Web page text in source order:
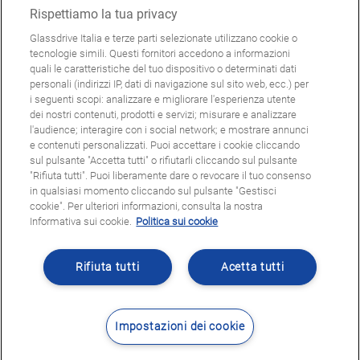
Rispettiamo la tua privacy
Glassdrive Italia e terze parti selezionate utilizzano cookie o
tecnologie simili. Questi fornitori accedono a informazioni
quali le caratteristiche del tuo dispositivo o determinati dati
personali (indirizzi IP, dati di navigazione sul sito web, ecc.) per
i seguenti scopi: analizzare e migliorare l'esperienza utente
dei nostri contenuti, prodotti e servizi; misurare e analizzare
l'audience; interagire con i social network; e mostrare annunci
e contenuti personalizzati. Puoi accettare i cookie cliccando
sul pulsante "Accetta tutti" o rifiutarli cliccando sul pulsante
"Rifiuta tutti". Puoi liberamente dare o revocare il tuo consenso
in qualsiasi momento cliccando sul pulsante "Gestisci
cookie". Per ulteriori informazioni, consulta la nostra
Informativa sui cookie. Politica sui cookie
Acetta tutti
Rifiuta tutti
Impostazioni dei cookie